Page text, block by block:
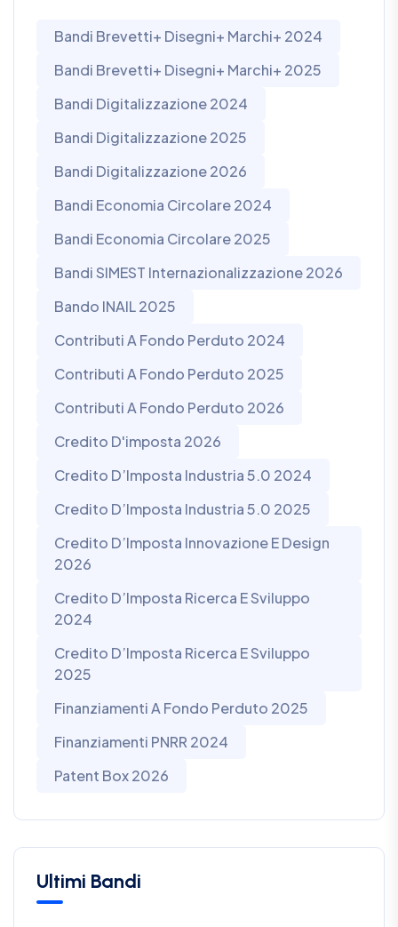
Bandi Brevetti+ Disegni+ Marchi+ 2024
Bandi Brevetti+ Disegni+ Marchi+ 2025
Bandi Digitalizzazione 2024
Bandi Digitalizzazione 2025
Bandi Digitalizzazione 2026
Bandi Economia Circolare 2024
Bandi Economia Circolare 2025
Bandi SIMEST Internazionalizzazione 2026
Bando INAIL 2025
Contributi A Fondo Perduto 2024
Contributi A Fondo Perduto 2025
Contributi A Fondo Perduto 2026
Credito D'imposta 2026
Credito D’Imposta Industria 5.0 2024
Credito D’Imposta Industria 5.0 2025
Credito D’Imposta Innovazione E Design
2026
Credito D’Imposta Ricerca E Sviluppo
2024
Credito D’Imposta Ricerca E Sviluppo
2025
Finanziamenti A Fondo Perduto 2025
Finanziamenti PNRR 2024
Patent Box 2026
Ultimi Bandi